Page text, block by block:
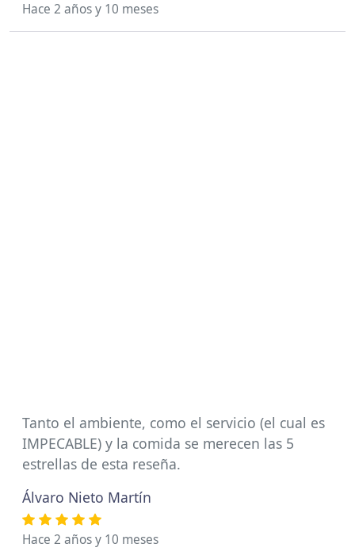
Hace 2 años y 10 meses
Tanto el ambiente, como el servicio (el cual es
IMPECABLE) y la comida se merecen las 5
estrellas de esta reseña.
Álvaro Nieto Martín
Hace 2 años y 10 meses